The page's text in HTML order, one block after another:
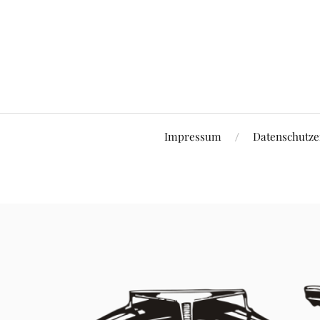
Impressum